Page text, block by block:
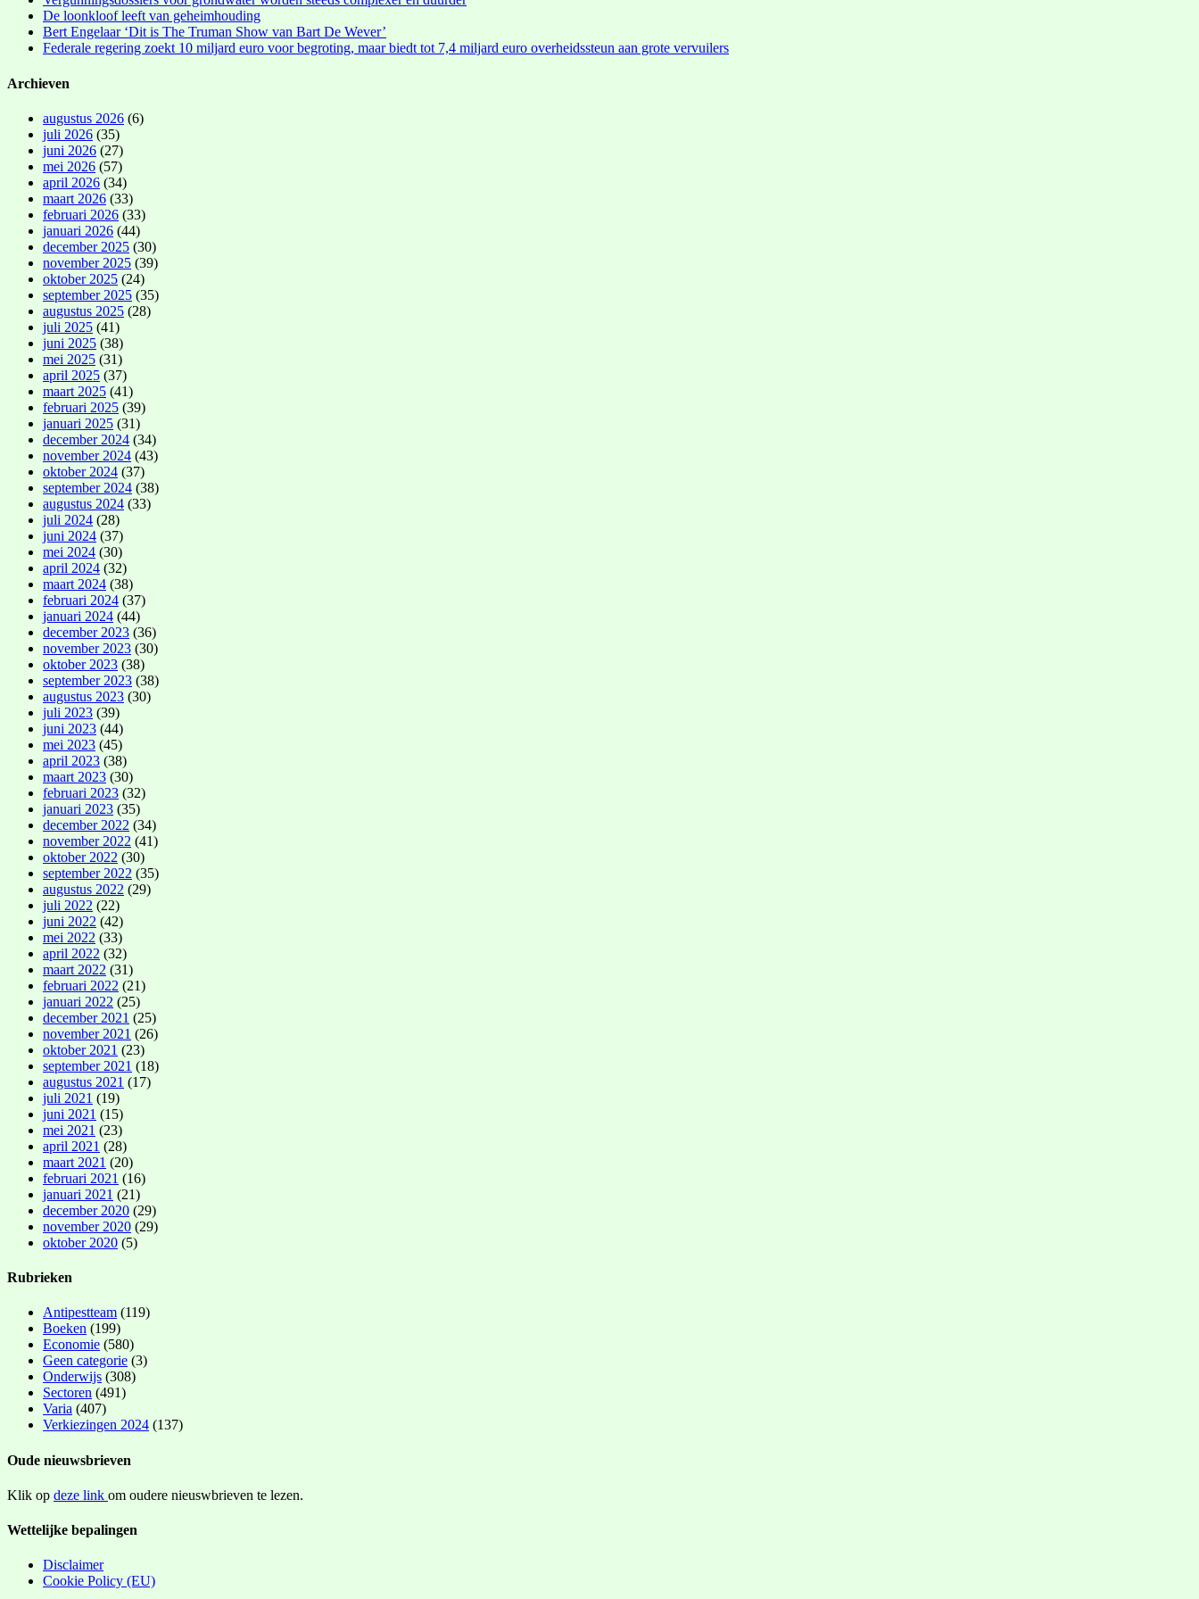
De loonkloof leeft van geheimhouding
Bert Engelaar ‘Dit is The Truman Show van Bart De Wever’
Federale regering zoekt 10 miljard euro voor begroting, maar biedt tot 7,4 miljard euro overheidssteun aan grote vervuilers
Archieven
augustus 2026 (6)
juli 2026 (35)
juni 2026 (27)
mei 2026 (57)
april 2026 (34)
maart 2026 (33)
februari 2026 (33)
januari 2026 (44)
december 2025 (30)
november 2025 (39)
oktober 2025 (24)
september 2025 (35)
augustus 2025 (28)
juli 2025 (41)
juni 2025 (38)
mei 2025 (31)
april 2025 (37)
maart 2025 (41)
februari 2025 (39)
januari 2025 (31)
december 2024 (34)
november 2024 (43)
oktober 2024 (37)
september 2024 (38)
augustus 2024 (33)
juli 2024 (28)
juni 2024 (37)
mei 2024 (30)
april 2024 (32)
maart 2024 (38)
februari 2024 (37)
januari 2024 (44)
december 2023 (36)
november 2023 (30)
oktober 2023 (38)
september 2023 (38)
augustus 2023 (30)
juli 2023 (39)
juni 2023 (44)
mei 2023 (45)
april 2023 (38)
maart 2023 (30)
februari 2023 (32)
januari 2023 (35)
december 2022 (34)
november 2022 (41)
oktober 2022 (30)
september 2022 (35)
augustus 2022 (29)
juli 2022 (22)
juni 2022 (42)
mei 2022 (33)
april 2022 (32)
maart 2022 (31)
februari 2022 (21)
januari 2022 (25)
december 2021 (25)
november 2021 (26)
oktober 2021 (23)
september 2021 (18)
augustus 2021 (17)
juli 2021 (19)
juni 2021 (15)
mei 2021 (23)
april 2021 (28)
maart 2021 (20)
februari 2021 (16)
januari 2021 (21)
december 2020 (29)
november 2020 (29)
oktober 2020 (5)
Rubrieken
Antipestteam (119)
Boeken (199)
Economie (580)
Geen categorie (3)
Onderwijs (308)
Sectoren (491)
Varia (407)
Verkiezingen 2024 (137)
Oude nieuwsbrieven
Klik op deze link om oudere nieuswbrieven te lezen.
Wettelijke bepalingen
Disclaimer
Cookie Policy (EU)